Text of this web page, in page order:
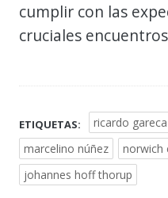
cumplir con las
cruciales
ETIQUETAS: ricardo gareca
marcelino núñez
norwich
johannes hoff thorup